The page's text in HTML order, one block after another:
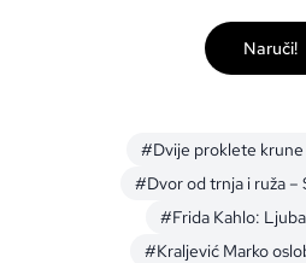
Naruči!
#Dvije proklete krune
#Dvor od trnja i ruža –
#Frida Kahlo:
#Kraljević Marko